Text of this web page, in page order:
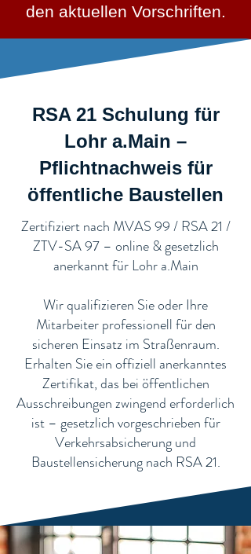
den aktuellen Vorschriften.
RSA 21 Schulung für
Lohr a.Main –
Pflichtnachweis für
öffentliche Baustellen​
​Zertifiziert nach MVAS 99 / RSA 21 /
ZTV-SA 97 – online & gesetzlich
anerkannt für Lohr a.Main
Wir qualifizieren Sie oder Ihre
Mitarbeiter professionell für den
sicheren Einsatz im Straßenraum.
Erhalten Sie ein offiziell anerkanntes
Zertifikat, das bei öffentlichen
Ausschreibungen zwingend erforderlich
ist – gesetzlich vorgeschrieben für
Verkehrsabsicherung und
Baustellensicherung nach RSA 21.